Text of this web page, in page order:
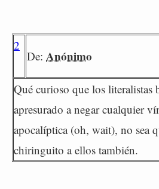
2
De: Anónimo
Qué curioso que los literalistas
apresurado a negar cualquier
apocalíptica (oh, wait), no sea
chiringuito a ellos también.